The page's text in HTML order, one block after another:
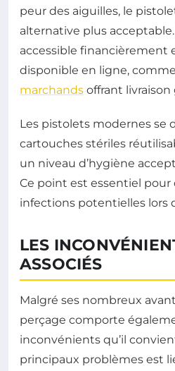
peur des aiguilles, le
alternative plus
accessible financièrement
disponible en ligne,
marchands offrant livraison
Les pistolets modernes se
cartouches stériles
un niveau d’hygiène
Ce point est essentiel
infections potentielles lors
LES
ASSOCIÉS
Malgré ses nombreux
perçage comporte
inconvénients qu’il
principaux problèmes est